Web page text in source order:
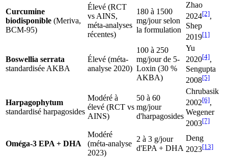
Curcumine
biodisponible (Meriva,
BCM-95)
Élevé (RCT
vs AINS,
méta-analyses
récentes)
180 à 1500
mg/jour selon
la formulation
Zhao
2024[2],
Shep
2019[1]
Boswellia serrata
standardisée AKBA
Élevé (méta-
analyse 2020)
100 à 250
mg/jour de 5-
Loxin (30 %
AKBA)
Yu
2020[4],
Sengupta
2008[5]
Harpagophytum
standardisé harpagosides
Modéré à
élevé (RCT vs
AINS)
50 à 60
mg/jour
d'harpagosides
Chrubasik
2002[6],
Wegener
2003[7]
Oméga-3 EPA + DHA
Modéré
(méta-analyse
2023)
2 à 3 g/jour
d'EPA + DHA
Deng
2023[13]